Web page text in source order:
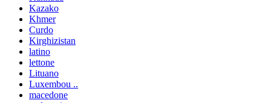
Kazako
Khmer
Curdo
Kirghizistan
latino
lettone
Lituano
Luxembou ..
macedone